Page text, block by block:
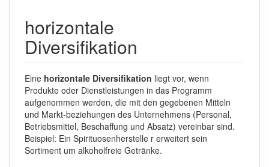
horizontale
Diversifikation
Eine horizontale Diversifikation liegt vor, wenn
Produkte oder Dienstleistungen in das Programm
aufgenommen werden, die mit den gegebenen Mitteln
und Markt-beziehungen des Unternehmens (Personal,
Betriebsmittel, Beschaffung und Absatz) vereinbar sind.
Beispiel: Ein Spirituosenherstelle r erweitert sein
Sortiment um alkoholfreie Getränke.